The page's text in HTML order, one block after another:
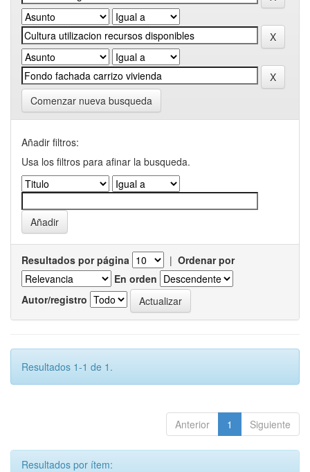
Comenzar nueva busqueda
Añadir filtros:
Usa los filtros para afinar la busqueda.
Resultados por página | Ordenar por
En orden
Autor/registro
Resultados 1-1 de 1.
Anterior 1 Siguiente
Resultados por ítem: